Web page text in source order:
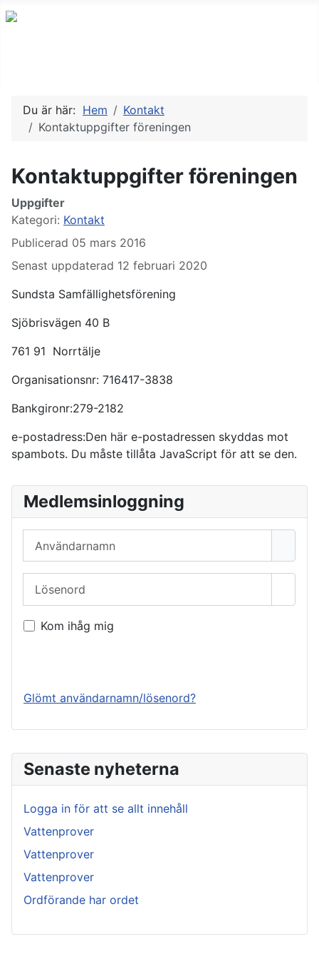
Senaste nyheterna
Logga in för att se allt innehåll
Vattenprover
Vattenprover
Vattenprover
Ordförande har ordet
Du är här: Hem
Kontakt
Kontaktuppgifter föreningen
Kontaktuppgifter föreningen
Uppgifter
Kategori: Kontakt
Publicerad 05 mars 2016
Senast uppdaterad 12 februari 2020
Sundsta Samfällighetsförening
Sjöbrisvägen 40 B
761 91 Norrtälje
Organisationsnr: 716417-3838
Bankgironr:279-2182
e-postadress:Den här e-postadressen skyddas mot
spambots. Du måste tillåta JavaScript för att se den.
Medlemsinloggning
Kom ihåg mig
Glömt användarnamn/lösenord?